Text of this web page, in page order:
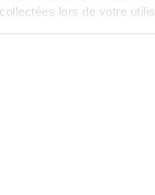
lors de votre
Digital
completely